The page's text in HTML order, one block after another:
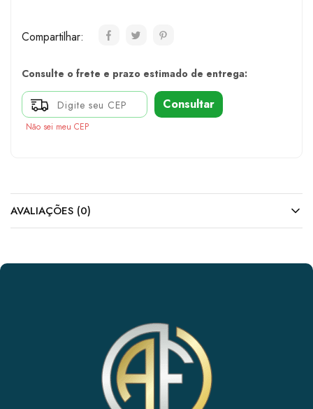
Compartilhar:
Consulte o frete e prazo estimado de entrega:
Consultar
Não sei meu CEP
AVALIAÇÕES (0)